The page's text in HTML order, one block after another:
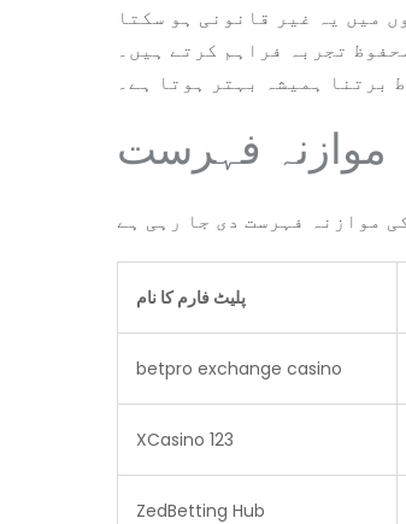
میں یہ غیر قانونی ہو سکتا
تجربہ فراہم کرتے ہیں۔
برتنا ہمیشہ بہتر ہوتا ہے۔
موازنہ فہرست
پلیٹ فارم کا نام
betpro exchange casino
XCasino 123
ZedBetting Hub